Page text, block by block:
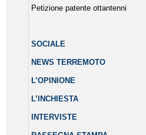
Petizione patente ottantenni
SOCIALE
NEWS TERREMOTO
L’OPINIONE
L’INCHIESTA
INTERVISTE